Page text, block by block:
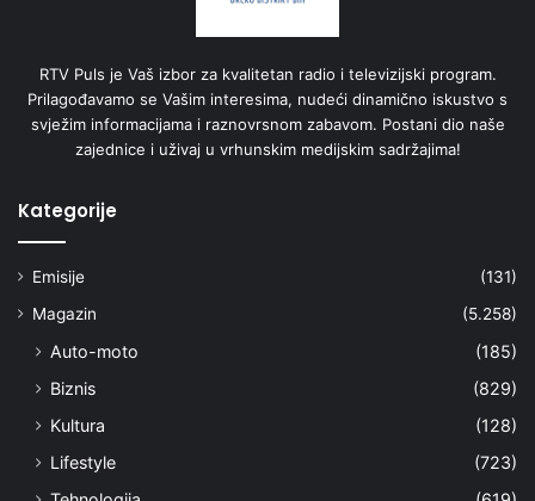
RTV Puls je Vaš izbor za kvalitetan radio i televizijski program.
Prilagođavamo se Vašim interesima, nudeći dinamično iskustvo s
svježim informacijama i raznovrsnom zabavom. Postani dio naše
zajednice i uživaj u vrhunskim medijskim sadržajima!
Kategorije
Emisije
(131)
Magazin
(5.258)
Auto-moto
(185)
Biznis
(829)
Kultura
(128)
Lifestyle
(723)